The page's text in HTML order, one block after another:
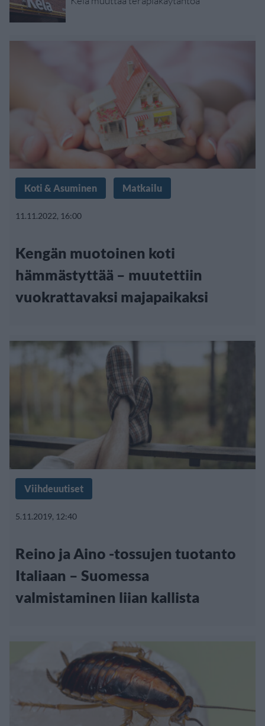
Koti & Asuminen Matkailu
11.11.2022, 16:00
Kengän muotoinen koti
hämmästyttää – muutettiin
vuokrattavaksi majapaikaksi
Viihdeuutiset
5.11.2019, 12:40
Reino ja Aino -tossujen tuotanto
Italiaan – Suomessa
valmistaminen liian kallista